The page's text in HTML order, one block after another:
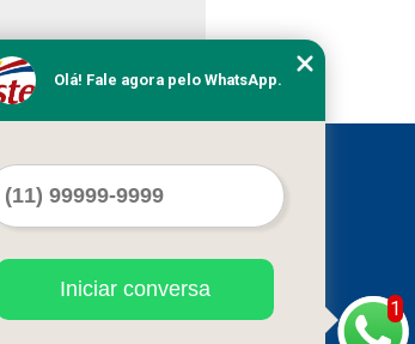
autor. Crime de violação de direito
Mapa do site
1
Olá! Fale agora pelo WhatsApp.
Iniciar conversa